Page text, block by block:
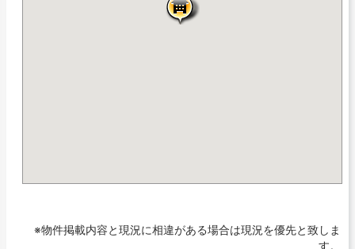
※物件掲載内容と現況に相違がある場合は現況を優先と致しま
す。